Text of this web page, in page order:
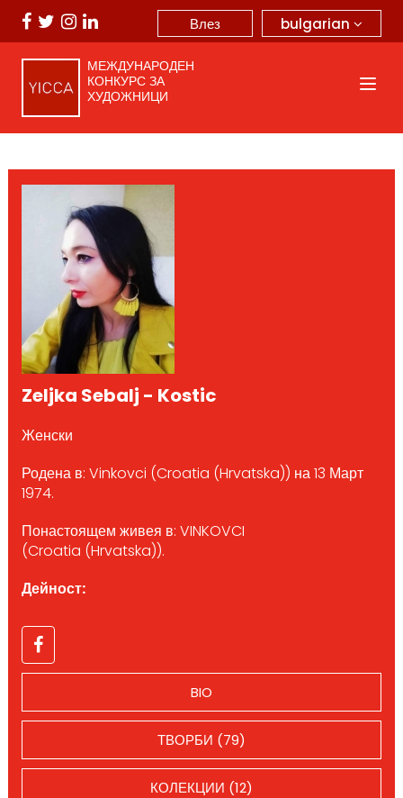
bulgarian
Влез
МЕЖДУНАРОДЕН
КОНКУРС ЗА
ХУДОЖНИЦИ
Zeljka Sebalj - Kostic
Женски
Родена в: Vinkovci (Croatia (Hrvatska)) на 13 Март
1974.
Понастоящем живея в: VINKOVCI
(Croatia (Hrvatska)).
Дейност:
BIO
ТВОРБИ (79)
КОЛЕКЦИИ (12)